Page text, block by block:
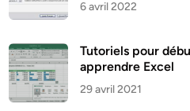
6 avril 2022
Tutoriels pour
apprendre Excel
29 avril 2021